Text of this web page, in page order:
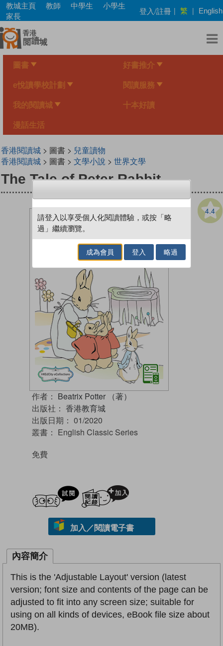
Skip
main
content
教城主頁 教師 中學生
小學生
家長
登入/註冊 | 繁 | English
圖書 好書推介
e悅讀學校計劃 閱讀服務
我的閱讀城 十本好讀
漫話生活
香港閱讀城> 圖書 > 兒童讀物
香港閱讀城> 圖書 > 文學小說 > 世界文學
The Tale of Peter Rabbit
4.4
作者： Beatrix Potter （著）
出版社： 香港教育城
出版日期： 01/2020
叢書： English Classic Series
免費
試閲
加入／閱讀電子書
內容簡介
This is the 'Adjustable Layout' version (latest
version; font size and contents of the page can be
adjusted to fit into any screen size; suitable for
using on all kinds of devices, eBook file size about
20MB).
請登入以享受個人化閱讀體驗，或按「略
過」繼續瀏覽。
成為會員 登入 略過